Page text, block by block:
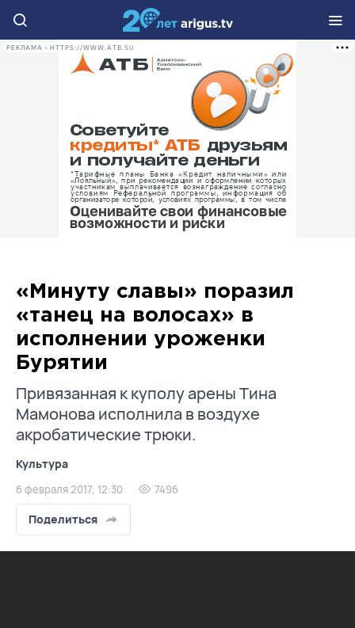
РЕКЛАМА • HTTPS://WWW.ATB.SU
«Минуту славы» поразил
«танец на волосах» в
исполнении уроженки
Бурятии
Привязанная к куполу арены Тина
Мамонова исполнила в воздухе
акробатические трюки.
Культура
6 февраля 2017, 12:30 7496
Поделиться